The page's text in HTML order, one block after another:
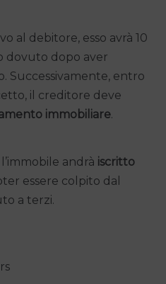
al debitore, esso avrà 10
dovuto dopo aver
Successivamente, entro
il creditore deve
immobiliare.
andrà iscritto
essere colpito dal
a terzi.